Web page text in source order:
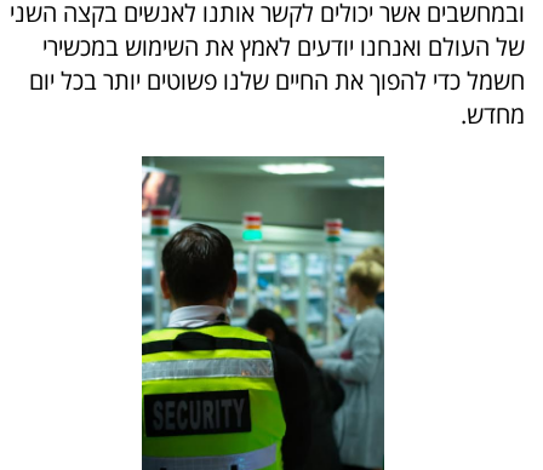
ובמחשבים אשר יכולים לקשר אותנו לאנשים בקצה השני
של העולם ואנחנו יודעים לאמץ את השימוש במכשירי
חשמל כדי להפוך את החיים שלנו פשוטים יותר בכל יום
מחדש.